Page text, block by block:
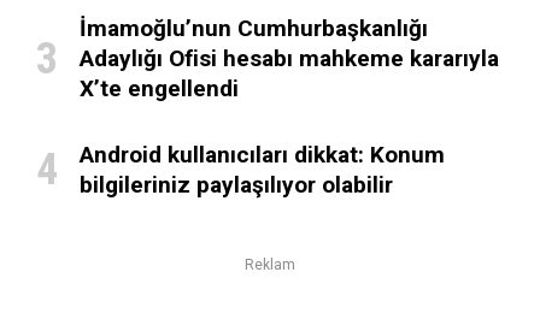
İmamoğlu’nun Cumhurbaşkanlığı
Adaylığı Ofisi hesabı mahkeme kararıyla
X’te engellendi
Android kullanıcıları dikkat: Konum
bilgileriniz paylaşılıyor olabilir
Reklam